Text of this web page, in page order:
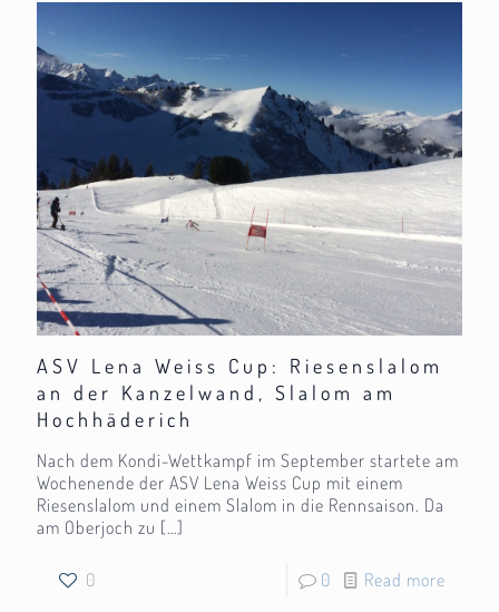
ASV Lena Weiss Cup: Riesenslalom
an der Kanzelwand, Slalom am
Hochhäderich
Nach dem Kondi-Wettkampf im September startete am
Wochenende der ASV Lena Weiss Cup mit einem
Riesenslalom und einem Slalom in die Rennsaison. Da
am Oberjoch zu […]
0 0 Read more